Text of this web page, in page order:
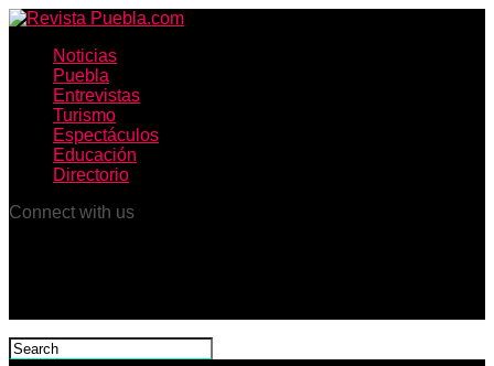
Noticias
Puebla
Entrevistas
Turismo
Espectáculos
Educación
Directorio
Connect with us